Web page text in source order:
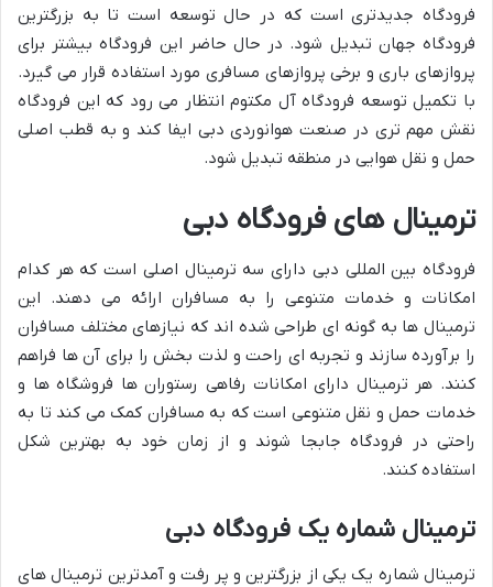
فرودگاه جدیدتری است که در حال توسعه است تا به بزرگترین
فرودگاه جهان تبدیل شود. در حال حاضر این فرودگاه بیشتر برای
پروازهای باری و برخی پروازهای مسافری مورد استفاده قرار می گیرد.
با تکمیل توسعه فرودگاه آل مکتوم انتظار می رود که این فرودگاه
نقش مهم تری در صنعت هوانوردی دبی ایفا کند و به قطب اصلی
حمل و نقل هوایی در منطقه تبدیل شود.
ترمینال های فرودگاه دبی
فرودگاه بین المللی دبی دارای سه ترمینال اصلی است که هر کدام
امکانات و خدمات متنوعی را به مسافران ارائه می دهند. این
ترمینال ها به گونه ای طراحی شده اند که نیازهای مختلف مسافران
را برآورده سازند و تجربه ای راحت و لذت بخش را برای آن ها فراهم
کنند. هر ترمینال دارای امکانات رفاهی رستوران ها فروشگاه ها و
خدمات حمل و نقل متنوعی است که به مسافران کمک می کند تا به
راحتی در فرودگاه جابجا شوند و از زمان خود به بهترین شکل
استفاده کنند.
ترمینال شماره یک فرودگاه دبی
ترمینال شماره یک یکی از بزرگترین و پر رفت و آمدترین ترمینال های